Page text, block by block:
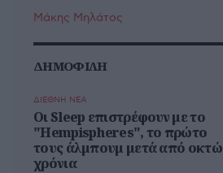
Μάκης Μηλάτος
ΔΗΜΟΦΙΛΗ
ΔΙΕΘΝΗ ΝΕΑ
Οι Sleep επιστρέφουν με το
"Hempispheres", το πρώτο
τους άλμπουμ μετά από οκτώ
χρόνια